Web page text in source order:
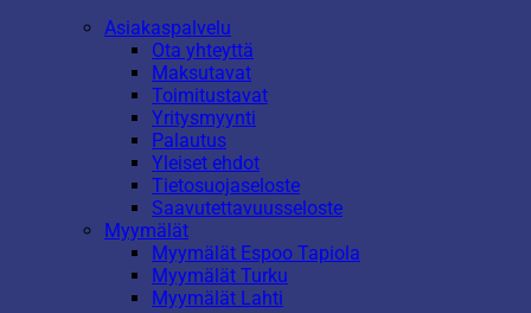
Asiakaspalvelu
Ota yhteyttä
Maksutavat
Toimitustavat
Yritysmyynti
Palautus
Yleiset ehdot
Tietosuojaseloste
Saavutettavuusseloste
Myymälät
Myymälät Espoo Tapiola
Myymälät Turku
Myymälät Lahti